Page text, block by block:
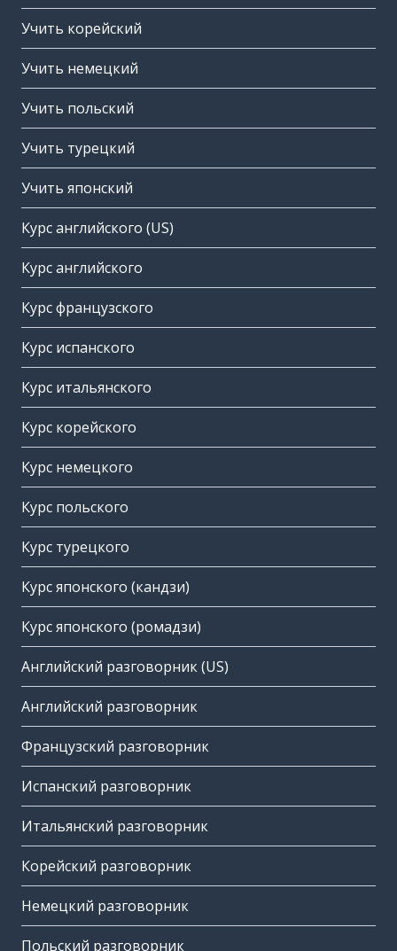
Учить корейский
Учить немецкий
Учить польский
Учить турецкий
Учить японский
Курс английского (US)
Курс английского
Курс французского
Курс испанского
Курс итальянского
Курс корейского
Курс немецкого
Курс польского
Курс турецкого
Курс японского (кандзи)
Курс японского (ромадзи)
Английский разговорник (US)
Английский разговорник
Французский разговорник
Испанский разговорник
Итальянский разговорник
Корейский разговорник
Немецкий разговорник
Польский разговорник